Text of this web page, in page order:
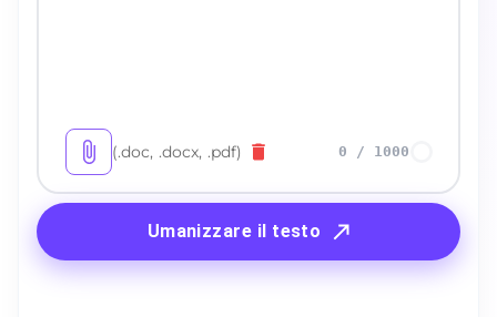
(.doc, .docx, .pdf) 0 / 1000
Umanizzare il testo